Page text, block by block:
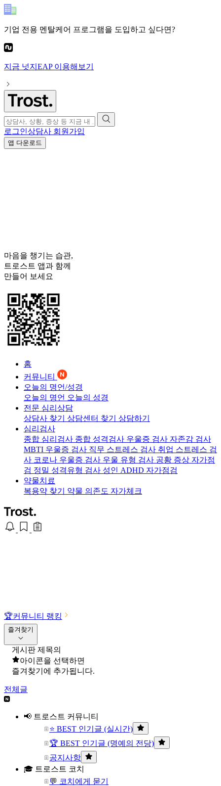
기업 전용 멘탈케어 프로그램을 도입하고 싶다면?
지금 넛지EAP이용해보기
로그인상담사 회원가입
앱 다운로드
마음을 챙기는 습관,
트로스트 앱과 함께
만들어 보세요
홈
커뮤니티
오늘의 명언/성경
오늘의 명언 오늘의 성경
전문 심리상담
상담사 찾기 상담센터 찾기 상담하기
심리검사
종합 심리검사 종합 성격검사 우울증 검사 자존감 검사
MBTI 우울증 검사 직무 스트레스 검사 취업 스트레스 검
사 코로나 우울증 검사 우울 유형 검사 공황 증상 자가점
검 정밀 성격유형 검사 성인 ADHD 자가점검
약물치료
복용약 찾기 약물 의존도 자가체크
🏆커뮤니티 랭킹
즐겨찾기
게시판 제목의
아이콘을 선택하면
즐겨찾기에 추가됩니다.
전체글
📢 트로스트 커뮤니티
⭐ BEST 인기글 (실시간)
🏆 BEST 인기글 (명예의 전당)
공지사항
🎓 트로스트 코치
💬 코치에게 묻기